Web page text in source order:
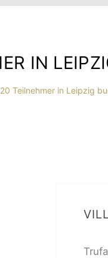
IN
Teilnehmer in Leipzig